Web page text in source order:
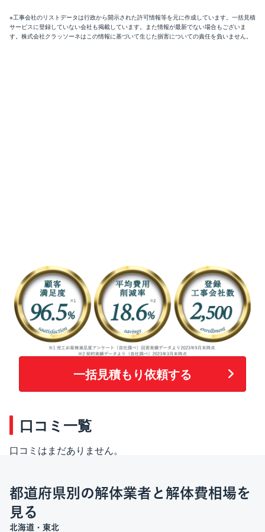
※工事会社のリストデータは行政から開示された許可情報等を元に作成しています。一括見積
サービスに登録していない会社も掲載しています。また情報が最新でない場合もございま
す。株式会社クラッソーネはこの情報に基づいて生じた損害についての責任を負いません。
一括見積もり依頼する
口コミ一覧
口コミはまだありません。
都道府県別の解体業者と解体費相場を
見る
北海道・東北